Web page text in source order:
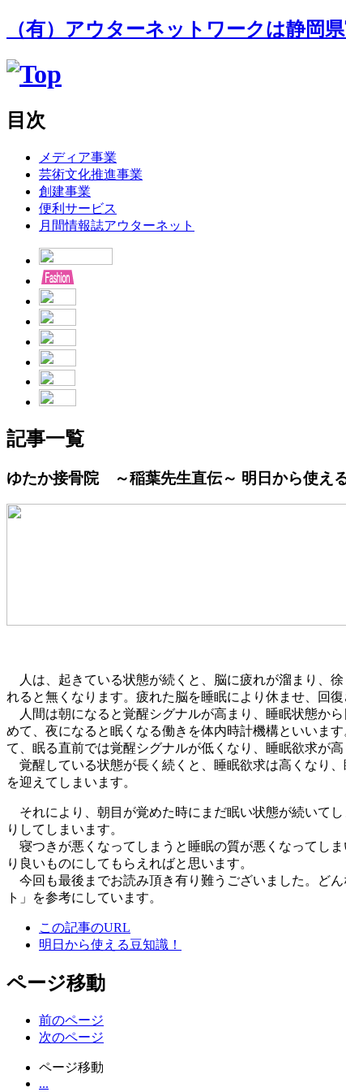
（有）アウターネットワークは静岡
目次
メディア事業
芸術文化推進事業
創建事業
便利サービス
月間情報誌アウターネット
記事一覧
ゆたか接骨院 ～稲葉先生直伝～ 明日から使え
人は、起きている状態が続くと、脳に疲れが溜まり、
れると無くなります。疲れた脳を睡眠により休ませ、回
人間は朝になると覚醒シグナルが高まり、睡眠状態か
めて、夜になると眠くなる働きを体内時計機構といいま
て、眠る直前では覚醒シグナルが低くなり、睡眠欲求が
覚醒している状態が長く続くと、睡眠欲求は高くなり
を迎えてしまいます。
それにより、朝目が覚めた時にまだ眠い状態が続いて
りしてしまいます。
寝つきが悪くなってしまうと睡眠の質が悪くなってし
り良いものにしてもらえればと思います。
今回も最後までお読み頂き有り難うございました。ど
ト」を参考にしています。
この記事のURL
明日から使える豆知識！
ページ移動
前のページ
次のページ
ページ移動
...